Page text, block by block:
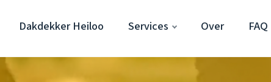
Dakdekker Heiloo Services Over FAQ